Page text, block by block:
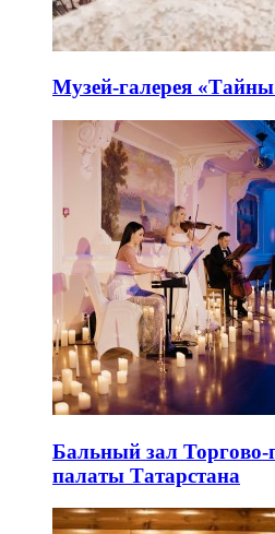
Музей-галерея
Бальный зал
палаты Татарстана